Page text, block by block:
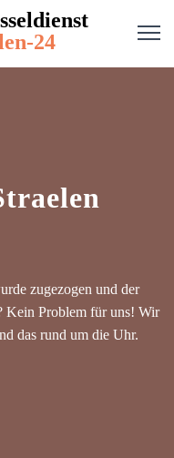
24
zugezogen und der
Kein Problem für uns! Wir
das rund um die Uhr.